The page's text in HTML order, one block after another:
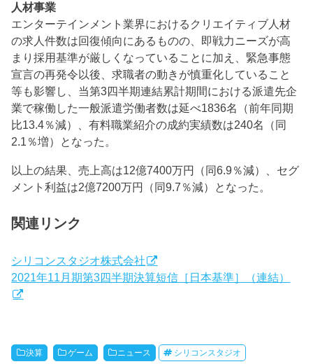
人材事業
エンターテインメント業界におけるクリエイティブ人材
の求人件数は回復傾向にあるものの、即戦力ニーズが高
まり採用基準が厳しくなっていることに加え、緊急事態
宣言の再発令以後、求職者の動きが慎重化していること
等も影響し、当第3四半期連結累計期間における派遣先企
業で稼働した一般派遣労働者数は延べ1836名（前年同期
比13.4％減）、有料職業紹介の成約実績数は240名（同
2.1％増）となった。
以上の結果、売上高は12億7400万円（同6.9％減）、セグ
メント利益は2億7200万円（同9.7％減）となった。
関連リンク
シリコンスタジオ株式会社
2021年11月期第3四半期決算短信［日本基準］（連結）
決算 ゲーム ニュース シリコンスタジオ